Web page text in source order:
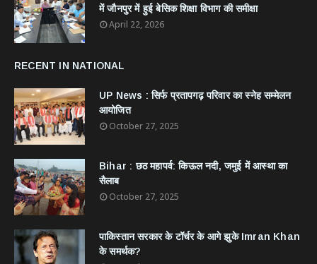
में जौनपुर में हुई बेसिक शिक्षा विभाग की समीक्षा
April 22, 2026
RECENT IN NATIONAL
UP News : सिर्फ प्रतापगढ़ परिवार का स्नेह सम्मेलन
आयोजित
October 27, 2025
Bihar : छठ महापर्व: किऊल नदी, जमुई में आस्था का
सैलाब
October 27, 2025
​पाकिस्तान सरकार के टॉर्चर के आगे झुके Imran Khan
के समर्थक?